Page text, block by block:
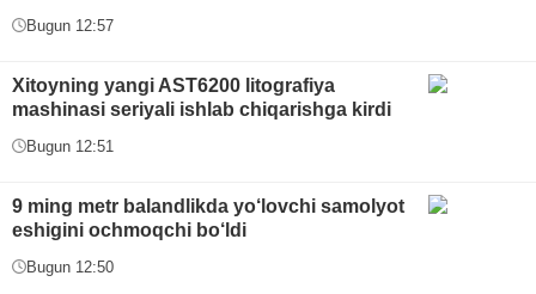
Bugun 12:57
Xitoyning yangi AST6200 litografiya
mashinasi seriyali ishlab chiqarishga kirdi
Bugun 12:51
9 ming metr balandlikda yo‘lovchi samolyot
eshigini ochmoqchi bo‘ldi
Bugun 12:50